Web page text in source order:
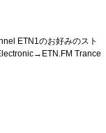
ETN1のお好みのスト
Trance